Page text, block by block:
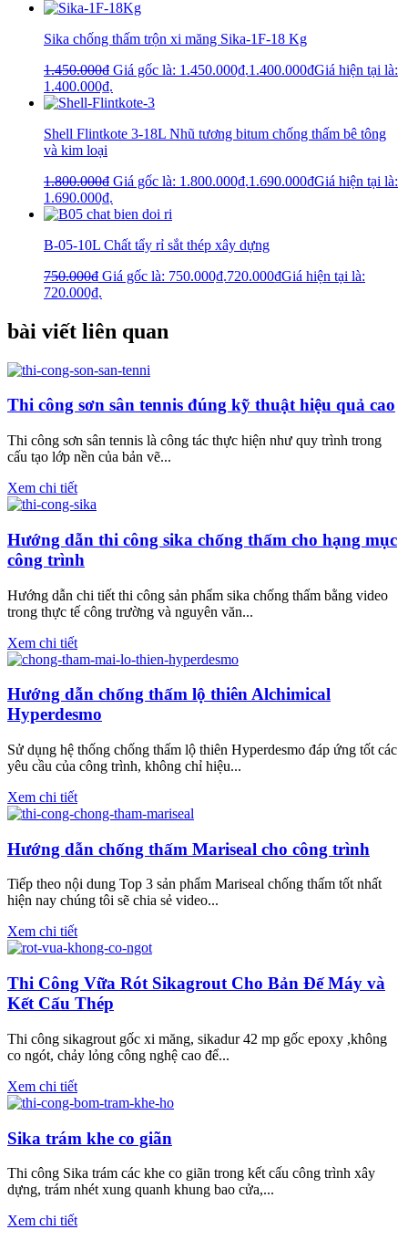
Sika chống thấm trộn xi măng Sika-1F-18 Kg
1.450.000₫ Giá gốc là: 1.450.000₫.1.400.000₫Giá hiện tại là:
1.400.000₫.
Shell Flintkote 3-18L Nhũ tương bitum chống thấm bê tông
và kim loại
1.800.000₫ Giá gốc là: 1.800.000₫.1.690.000₫Giá hiện tại là:
1.690.000₫.
B-05-10L Chất tẩy rỉ sắt thép xây dựng
750.000₫ Giá gốc là: 750.000₫.720.000₫Giá hiện tại là:
720.000₫.
bài viết liên quan
Thi công sơn sân tennis đúng kỹ thuật hiệu quả cao
Thi công sơn sân tennis là công tác thực hiện như quy trình trong
cấu tạo lớp nền của bản vẽ...
Xem chi tiết
Hướng dẫn thi công sika chống thấm cho hạng mục
công trình
Hướng dẫn chi tiết thi công sản phẩm sika chống thấm bằng video
trong thực tế công trường và nguyên văn...
Xem chi tiết
Hướng dẫn chống thấm lộ thiên Alchimical
Hyperdesmo
Sử dụng hệ thống chống thấm lộ thiên Hyperdesmo đáp ứng tốt các
yêu cầu của công trình, không chỉ hiệu...
Xem chi tiết
Hướng dẫn chống thấm Mariseal cho công trình
Tiếp theo nội dung Top 3 sản phẩm Mariseal chống thấm tốt nhất
hiện nay chúng tôi sẽ chia sẻ video...
Xem chi tiết
Thi Công Vữa Rót Sikagrout Cho Bản Đế Máy và
Kết Cấu Thép
Thi công sikagrout gốc xi măng, sikadur 42 mp gốc epoxy ,không
co ngót, chảy lỏng công nghệ cao để...
Xem chi tiết
Sika trám khe co giãn
Thi công Sika trám các khe co giãn trong kết cấu công trình xây
dựng, trám nhét xung quanh khung bao cửa,...
Xem chi tiết